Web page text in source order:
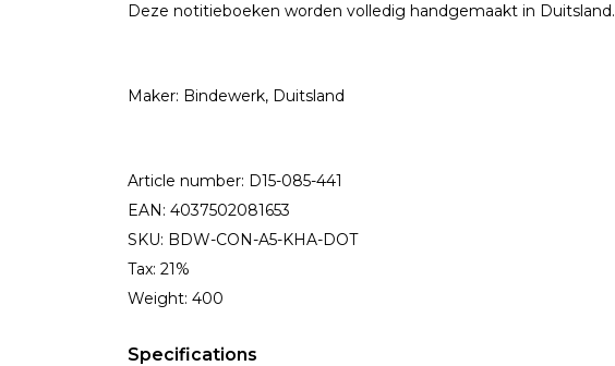
Deze notitieboeken worden volledig handgemaakt in Duitsland.
Maker: Bindewerk, Duitsland
Article number: D15-085-441
EAN: 4037502081653
SKU: BDW-CON-A5-KHA-DOT
Tax: 21%
Weight: 400
Specifications